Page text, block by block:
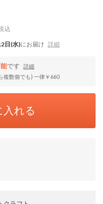
込
日(水)にお届け 詳細
です
詳細
複数個でも) 一律￥660
入れる